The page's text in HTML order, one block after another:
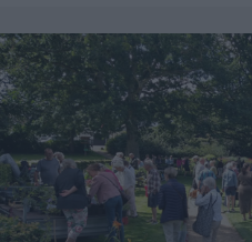
Alle borgere i området
samt lukke for døre,
Opdateres...